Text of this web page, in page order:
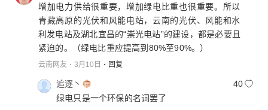
增加电力供给很重要，增加绿电比重也很重要。所以
青藏高原的光伏和风能电站，云南的光伏、风能和水
利发电站及湖北宜昌的“崇光电站”的建设，都是必要且
紧迫的。（绿电比重应提高到80%至90%。）
云南网友 3月10日 回复
追逐丶
40
绿电只是一个环保的名词罢了